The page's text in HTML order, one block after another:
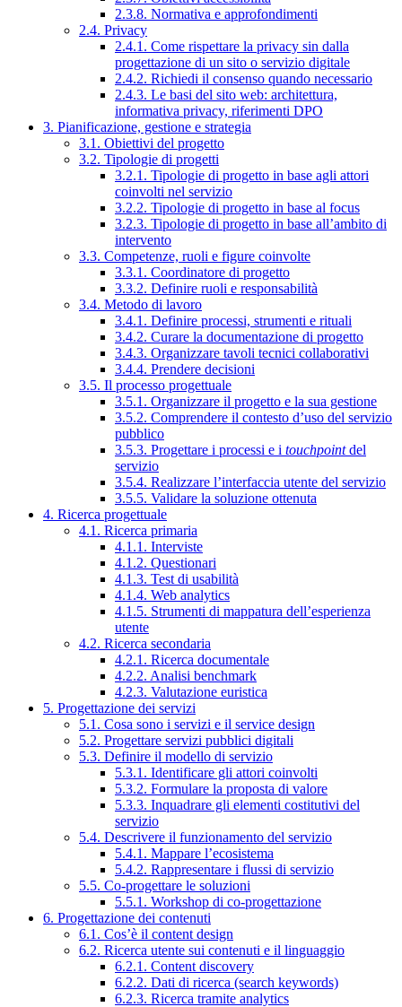
2.3.8. Normativa e approfondimenti
2.4. Privacy
2.4.1. Come rispettare la privacy sin dalla
progettazione di un sito o servizio digitale
2.4.2. Richiedi il consenso quando necessario
2.4.3. Le basi del sito web: architettura,
informativa privacy, riferimenti DPO
3. Pianificazione, gestione e strategia
3.1. Obiettivi del progetto
3.2. Tipologie di progetti
3.2.1. Tipologie di progetto in base agli attori
coinvolti nel servizio
3.2.2. Tipologie di progetto in base al focus
3.2.3. Tipologie di progetto in base all’ambito di
intervento
3.3. Competenze, ruoli e figure coinvolte
3.3.1. Coordinatore di progetto
3.3.2. Definire ruoli e responsabilità
3.4. Metodo di lavoro
3.4.1. Definire processi, strumenti e rituali
3.4.2. Curare la documentazione di progetto
3.4.3. Organizzare tavoli tecnici collaborativi
3.4.4. Prendere decisioni
3.5. Il processo progettuale
3.5.1. Organizzare il progetto e la sua gestione
3.5.2. Comprendere il contesto d’uso del servizio
pubblico
3.5.3. Progettare i processi e i touchpointdel
servizio
3.5.4. Realizzare l’interfaccia utente del servizio
3.5.5. Validare la soluzione ottenuta
4. Ricerca progettuale
4.1. Ricerca primaria
4.1.1. Interviste
4.1.2. Questionari
4.1.3. Test di usabilità
4.1.4. Web analytics
4.1.5. Strumenti di mappatura dell’esperienza
utente
4.2. Ricerca secondaria
4.2.1. Ricerca documentale
4.2.2. Analisi benchmark
4.2.3. Valutazione euristica
5. Progettazione dei servizi
5.1. Cosa sono i servizi e il service design
5.2. Progettare servizi pubblici digitali
5.3. Definire il modello di servizio
5.3.1. Identificare gli attori coinvolti
5.3.2. Formulare la proposta di valore
5.3.3. Inquadrare gli elementi costitutivi del
servizio
5.4. Descrivere il funzionamento del servizio
5.4.1. Mappare l’ecosistema
5.4.2. Rappresentare i flussi di servizio
5.5. Co-progettare le soluzioni
5.5.1. Workshop di co-progettazione
6. Progettazione dei contenuti
6.1. Cos’è il content design
6.2. Ricerca utente sui contenuti e il linguaggio
6.2.1. Content discovery
6.2.2. Dati di ricerca (search keywords)
6.2.3. Ricerca tramite analytics